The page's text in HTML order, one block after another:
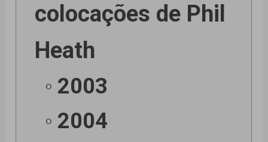
colocações de Phil
Heath
2003
2004